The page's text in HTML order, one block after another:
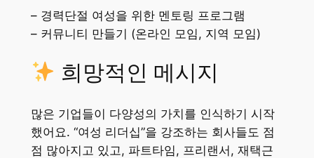
– 경력단절 여성을 위한 멘토링 프로그램
– 커뮤니티 만들기 (온라인 모임, 지역 모임)
희망적인 메시지
많은 기업들이 다양성의 가치를 인식하기 시작
했어요. “여성 리더십”을 강조하는 회사들도 점
점 많아지고 있고, 파트타임, 프리랜서, 재택근